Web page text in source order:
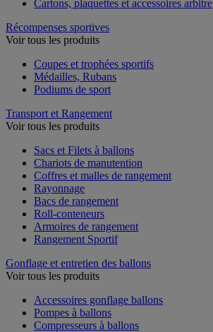
Cartons, plaquettes et accessoires arbitre
Récompenses sportives
Voir tous les produits
Coupes et trophées sportifs
Médailles, Rubans
Podiums de sport
Transport et Rangement
Voir tous les produits
Sacs et Filets à ballons
Chariots de manutention
Coffres et malles de rangement
Rayonnage
Bacs de rangement
Roll-conteneurs
Armoires de rangement
Rangement Sportif
Gonflage et entretien des ballons
Voir tous les produits
Accessoires gonflage ballons
Pompes à ballons
Compresseurs à ballons